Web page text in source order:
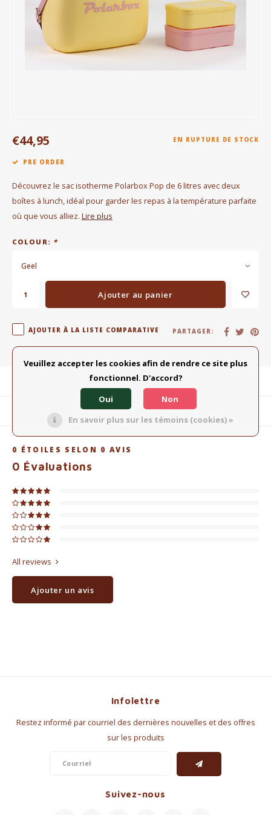
Bouilloires électriques
Outdoor accessoires
Happy stuff
€44,95 EN RUPTURE DE STOCK
PRE ORDER
Découvrez le sac isotherme Polarbox Pop de 6 litres avec deux
boîtes à lunch, idéal pour garder les repas à la température parfaite
où que vous alliez. Lire plus
COLOUR: *
Geel
Ajouter au panier
AJOUTER À LA LISTE COMPARATIVE PARTAGER:
Description du produit
Produits connexes
0 ÉTOILES SELON 0 AVIS
0 Évaluations
All reviews
Ajouter un avis
Infolettre
Restez informé par courriel des dernières nouvelles et des offres
sur les produits
Suivez-nous
Veuillez accepter les cookies afin de rendre ce site plus
fonctionnel. D'accord?
Oui
Non
En savoir plus sur les témoins (cookies) »